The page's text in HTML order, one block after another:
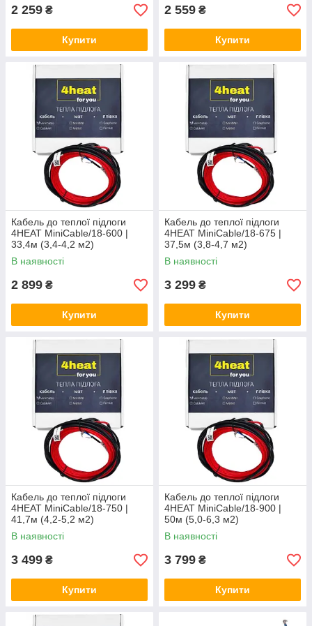
2 259 ₴
Купити
2 559 ₴
Купити
Кабель до теплої підлоги
4HEAT MiniCable/18-600 |
33,4м (3,4-4,2 м2)
В наявності
2 899 ₴
Купити
Кабель до теплої підлоги
4HEAT MiniCable/18-675 |
37,5м (3,8-4,7 м2)
В наявності
3 299 ₴
Купити
Кабель до теплої підлоги
4HEAT MiniCable/18-750 |
41,7м (4,2-5,2 м2)
В наявності
3 499 ₴
Купити
Кабель до теплої підлоги
4HEAT MiniCable/18-900 |
50м (5,0-6,3 м2)
В наявності
3 799 ₴
Купити